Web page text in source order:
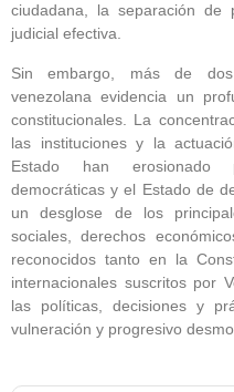
ciudadana, la separación
judicial efectiva.
Sin embargo, más de
venezolana evidencia un
constitucionales. La
las instituciones y la
Estado han erosionado
democráticas y el Estado de
un desglose de los
sociales, derechos
reconocidos tanto en la
internacionales suscritos por
las políticas, decisiones y
vulneración y progresivo